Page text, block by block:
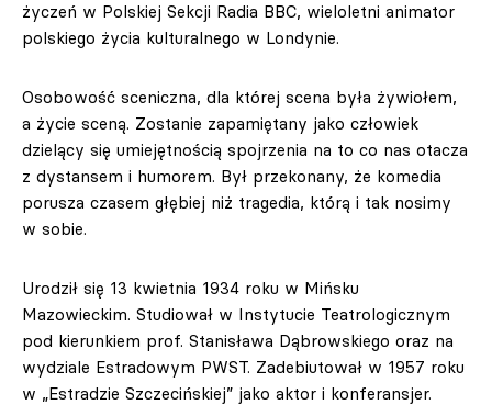
życzeń w Polskiej Sekcji Radia BBC, wieloletni animator
polskiego życia kulturalnego w Londynie.
Osobowość sceniczna, dla której scena była żywiołem,
a życie sceną. Zostanie zapamiętany jako człowiek
dzielący się umiejętnością spojrzenia na to co nas otacza
z dystansem i humorem. Był przekonany, że komedia
porusza czasem głębiej niż tragedia, którą i tak nosimy
w sobie.
Urodził się 13 kwietnia 1934 roku w Mińsku
Mazowieckim. Studiował w Instytucie Teatrologicznym
pod kierunkiem prof. Stanisława Dąbrowskiego oraz na
wydziale Estradowym PWST. Zadebiutował w 1957 roku
w „Estradzie Szczecińskiej” jako aktor i konferansjer.